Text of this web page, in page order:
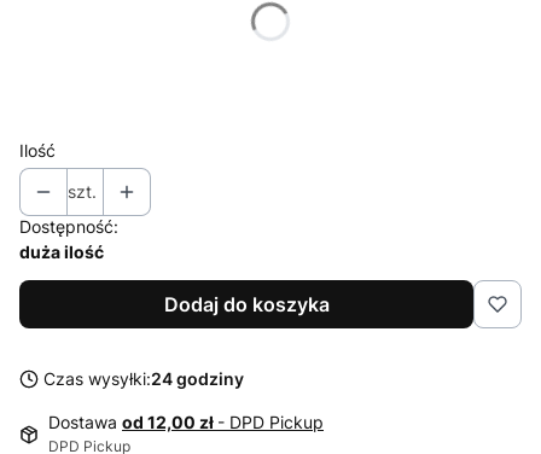
Ilość
szt.
Dostępność:
duża ilość
Dodaj do koszyka
Czas wysyłki:24 godziny
Dostawa od 12,00 zł - DPD Pickup
DPD Pickup